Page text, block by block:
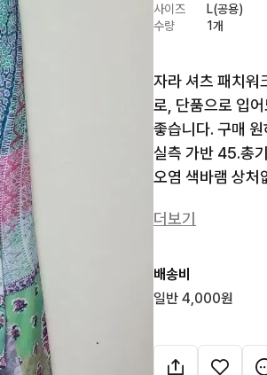
사이즈
L(공용)
수량
1개
자라 셔츠 패치워
로, 단품으로 입
좋습니다. 구매
실측 가반 45.총
오염 색바램 상
더보기
배송비
일반 4,000원